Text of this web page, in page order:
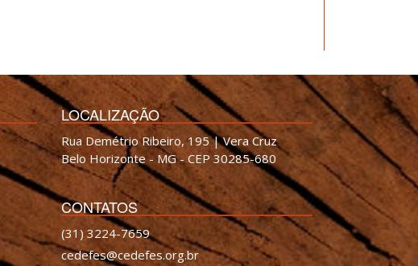
LOCALIZAÇÃO
Rua Demétrio Ribeiro, 195 | Vera Cruz
Belo Horizonte - MG - CEP 30285-680
CONTATOS
(31) 3224-7659
cedefes@cedefes.org.br